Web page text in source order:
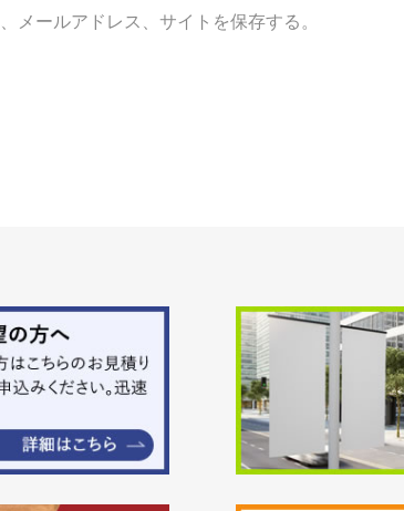
メールアドレス、サイトを保存する。